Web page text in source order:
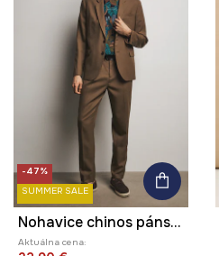
-47%
SUMMER SALE
Nohavice chinos pánske vlnené
Aktuálna cena: